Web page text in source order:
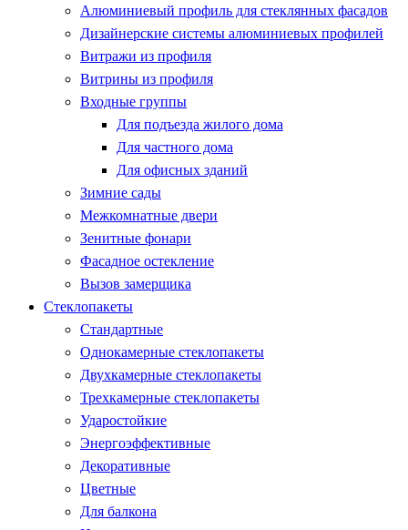
Алюминиевый профиль для стеклянных фасадов
Дизайнерские системы алюминиевых профилей
Витражи из профиля
Витрины из профиля
Входные группы
Для подъезда жилого дома
Для частного дома
Для офисных зданий
Зимние сады
Межкомнатные двери
Зенитные фонари
Фасадное остекление
Вызов замерщика
Стеклопакеты
Стандартные
Однокамерные стеклопакеты
Двухкамерные стеклопакеты
Трехкамерные стеклопакеты
Ударостойкие
Энергоэффективные
Декоративные
Цветные
Для балкона